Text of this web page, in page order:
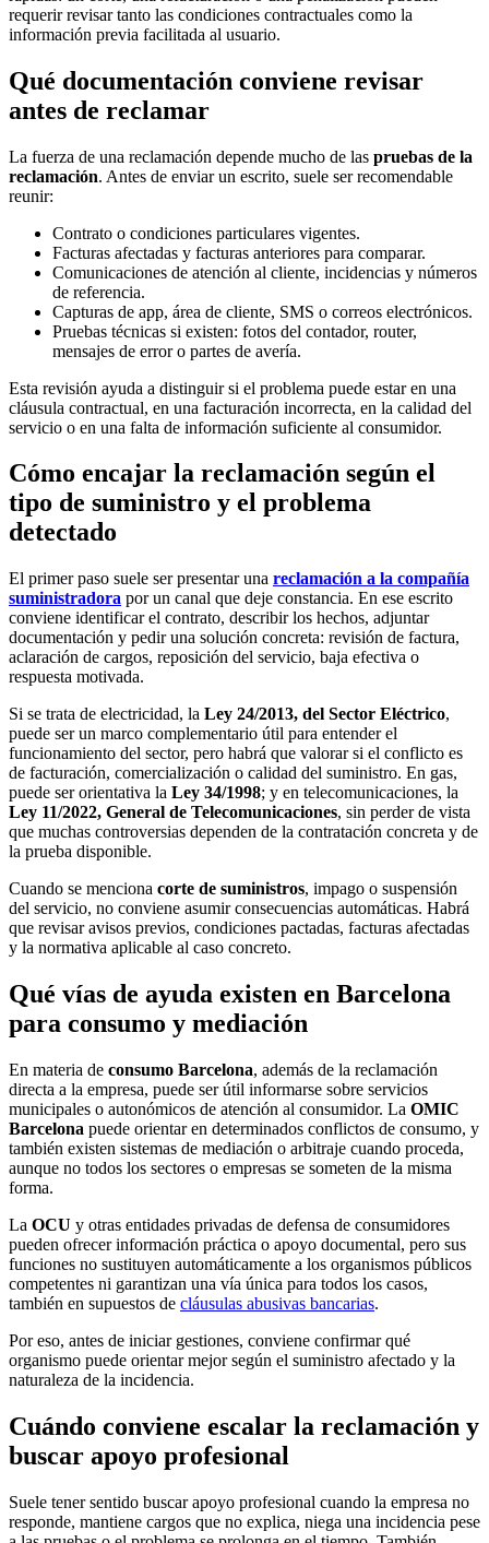
requerir revisar tanto las condiciones contractuales como la
información previa facilitada al usuario.
Qué documentación conviene revisar
antes de reclamar
La fuerza de una reclamación depende mucho de las pruebas de la
reclamación. Antes de enviar un escrito, suele ser recomendable
reunir:
Contrato o condiciones particulares vigentes.
Facturas afectadas y facturas anteriores para comparar.
Comunicaciones de atención al cliente, incidencias y números
de referencia.
Capturas de app, área de cliente, SMS o correos electrónicos.
Pruebas técnicas si existen: fotos del contador, router,
mensajes de error o partes de avería.
Esta revisión ayuda a distinguir si el problema puede estar en una
cláusula contractual, en una facturación incorrecta, en la calidad del
servicio o en una falta de información suficiente al consumidor.
Cómo encajar la reclamación según el
tipo de suministro y el problema
detectado
El primer paso suele ser presentar una reclamación a la compañía
suministradora por un canal que deje constancia. En ese escrito
conviene identificar el contrato, describir los hechos, adjuntar
documentación y pedir una solución concreta: revisión de factura,
aclaración de cargos, reposición del servicio, baja efectiva o
respuesta motivada.
Si se trata de electricidad, la Ley 24/2013, del Sector Eléctrico,
puede ser un marco complementario útil para entender el
funcionamiento del sector, pero habrá que valorar si el conflicto es
de facturación, comercialización o calidad del suministro. En gas,
puede ser orientativa la Ley 34/1998; y en telecomunicaciones, la
Ley 11/2022, General de Telecomunicaciones, sin perder de vista
que muchas controversias dependen de la contratación concreta y de
la prueba disponible.
Cuando se menciona corte de suministros, impago o suspensión
del servicio, no conviene asumir consecuencias automáticas. Habrá
que revisar avisos previos, condiciones pactadas, facturas afectadas
y la normativa aplicable al caso concreto.
Qué vías de ayuda existen en Barcelona
para consumo y mediación
En materia de consumo Barcelona, además de la reclamación
directa a la empresa, puede ser útil informarse sobre servicios
municipales o autonómicos de atención al consumidor. La OMIC
Barcelona puede orientar en determinados conflictos de consumo, y
también existen sistemas de mediación o arbitraje cuando proceda,
aunque no todos los sectores o empresas se someten de la misma
forma.
La OCU y otras entidades privadas de defensa de consumidores
pueden ofrecer información práctica o apoyo documental, pero sus
funciones no sustituyen automáticamente a los organismos públicos
competentes ni garantizan una vía única para todos los casos,
también en supuestos de cláusulas abusivas bancarias.
Por eso, antes de iniciar gestiones, conviene confirmar qué
organismo puede orientar mejor según el suministro afectado y la
naturaleza de la incidencia.
Cuándo conviene escalar la reclamación y
buscar apoyo profesional
Suele tener sentido buscar apoyo profesional cuando la empresa no
responde, mantiene cargos que no explica, niega una incidencia pese